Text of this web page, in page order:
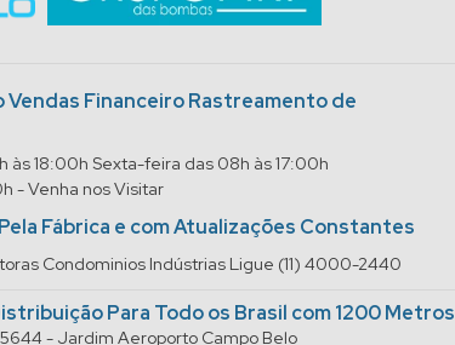
Financeiro Rastreamento de
às 18:00h Sexta-feira das 08h às 17:00h
- Venha nos Visitar
Fábrica e com Atualizações Constantes
Condominios Indústrias Ligue (11) 4000-2440
Para Todo os Brasil com 1200 Metros
- Jardim Aeroporto Campo Belo